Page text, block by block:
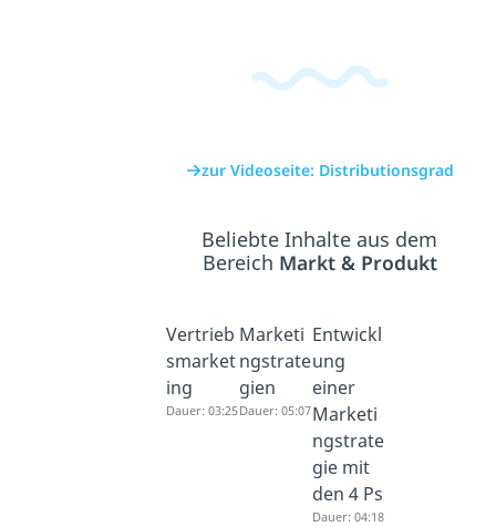
zur Videoseite: Distributionsgrad
Beliebte Inhalte aus dem
Bereich Markt & Produkt
Vertrieb
smarket
ing
Dauer: 03:25
Marketi
ngstrate
gien
Dauer: 05:07
Entwickl
ung
einer
Marketi
ngstrate
gie mit
den 4 Ps
Dauer: 04:18